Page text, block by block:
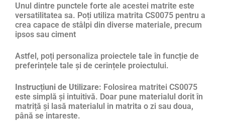
Unul dintre punctele forte ale acestei matrite este
versatilitatea sa. Poți utiliza matrita CS0075 pentru a
crea capace de stâlpi din diverse materiale, precum
ipsos sau ciment
Astfel, poți personaliza proiectele tale în funcție de
preferințele tale și de cerințele proiectului.
Instrucțiuni de Utilizare: Folosirea matritei CS0075
este simplă și intuitivă. Doar pune materialul dorit în
matriță și lasă materialul in matrita o zi sau doua,
până se intareste.